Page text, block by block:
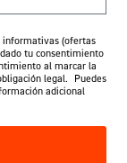
informativas (ofertas
tu consentimiento
al marcar la
legal. Puedes
adicional